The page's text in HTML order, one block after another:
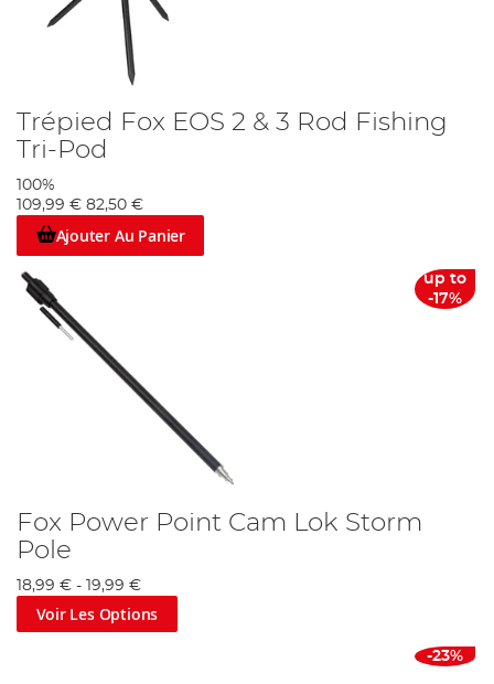
Trépied Fox EOS 2 & 3 Rod Fishing
Tri-Pod
100%
109,99 € 82,50 €
Ajouter Au Panier
up to
-17%
Fox Power Point Cam Lok Storm
Pole
18,99 € - 19,99 €
Voir Les Options
-23%